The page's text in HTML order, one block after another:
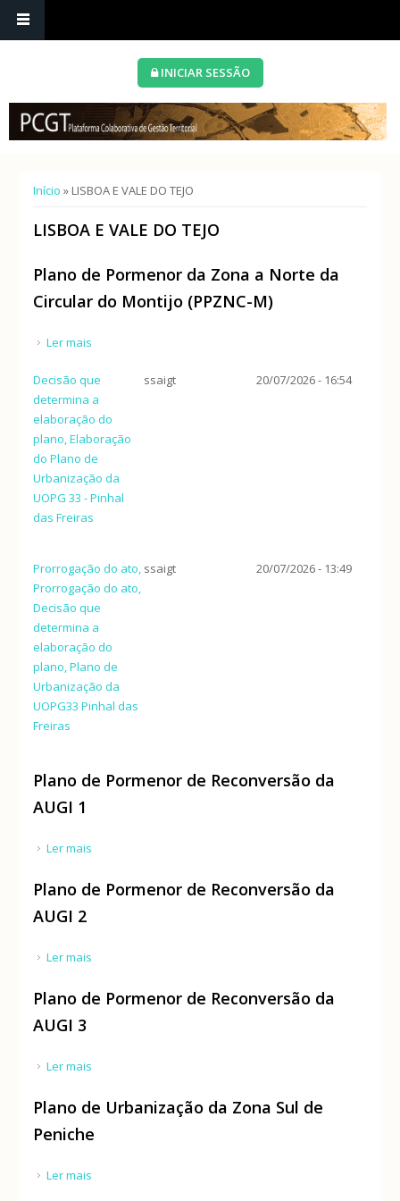
INICIAR SESSÃO
Está aqui
Início » LISBOA E VALE DO TEJO
LISBOA E VALE DO TEJO
Plano de Pormenor da Zona a Norte da
Circular do Montijo (PPZNC-M)
Ler mais
Decisão que
determina a
elaboração do
plano, Elaboração
do Plano de
Urbanização da
UOPG 33 - Pinhal
das Freiras
ssaigt 20/07/2026 - 16:54
Prorrogação do ato,
Prorrogação do ato,
Decisão que
determina a
elaboração do
plano, Plano de
Urbanização da
UOPG33 Pinhal das
Freiras
ssaigt 20/07/2026 - 13:49
Plano de Pormenor de Reconversão da
AUGI 1
Ler mais
Plano de Pormenor de Reconversão da
AUGI 2
Ler mais
Plano de Pormenor de Reconversão da
AUGI 3
Ler mais
Plano de Urbanização da Zona Sul de
Peniche
Ler mais